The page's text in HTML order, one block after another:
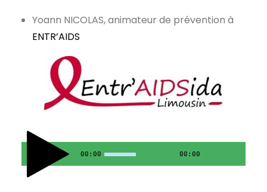
Yoann NICOLAS, animateur de prévention à
ENTR’AIDS
00:00 00:00